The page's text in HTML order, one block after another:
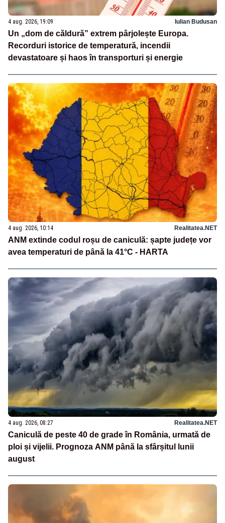
4 aug. 2026, 19:09 Iulian Budusan
Un „dom de căldură” extrem pârjolește Europa.
Recorduri istorice de temperatură, incendii
devastatoare și haos în transporturi și energie
4 aug. 2026, 10:14 Realitatea.NET
ANM extinde codul roșu de caniculă: șapte județe vor
avea temperaturi de până la 41°C - HARTA
4 aug. 2026, 08:27 Realitatea.NET
Caniculă de peste 40 de grade în România, urmată de
ploi și vijelii. Prognoza ANM până la sfârșitul lunii
august